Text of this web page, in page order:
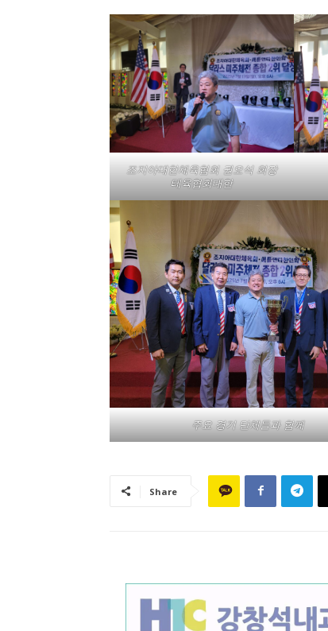
조지아대한체육협회 권오석 회장
테육협회대한
주요 경기 단체들과 함께
Share